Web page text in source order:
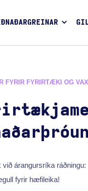
FYRIR FYRIRTÆKI OG
við árangursríka
fyrir hæfileika!